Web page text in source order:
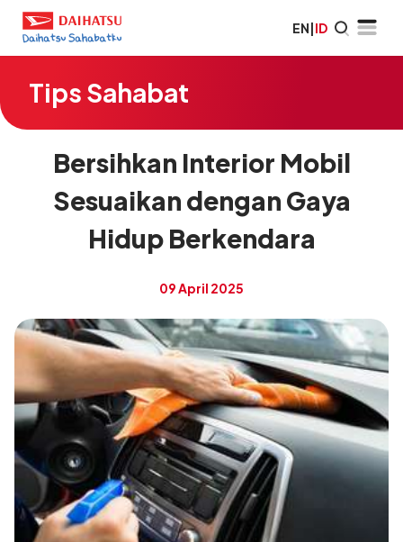
EN|ID
Tips Sahabat
Bersihkan Interior Mobil
Sesuaikan dengan Gaya
Hidup Berkendara
09 April 2025